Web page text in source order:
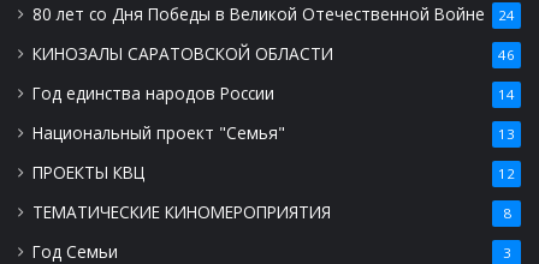
80 лет со Дня Победы в Великой Отечественной Войне 24
КИНОЗАЛЫ САРАТОВСКОЙ ОБЛАСТИ 46
Год единства народов России 14
Национальный проект "Семья" 13
ПРОЕКТЫ КВЦ 12
ТЕМАТИЧЕСКИЕ КИНОМЕРОПРИЯТИЯ 8
Год Семьи 3